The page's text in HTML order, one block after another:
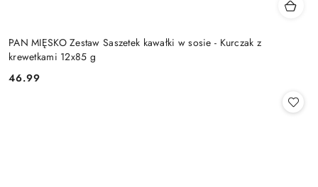
PAN MIĘSKO Zestaw Saszetek kawałki w sosie - Kurczak z
krewetkami 12x85 g
Cena:
46.99